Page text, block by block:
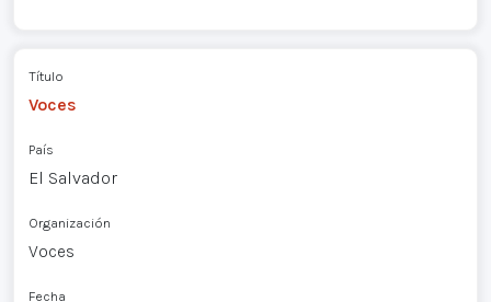
Título
Voces
País
El Salvador
Organización
Voces
Fecha